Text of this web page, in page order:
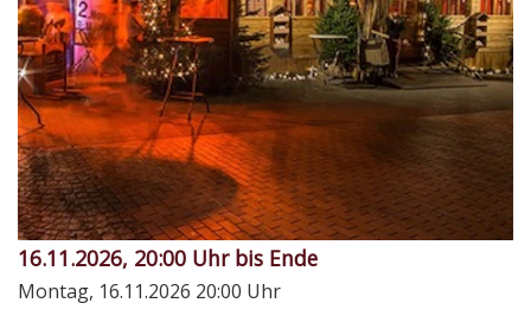
16.11.2026, 20:00 Uhr bis Ende
Montag, 16.11.2026 20:00 Uhr